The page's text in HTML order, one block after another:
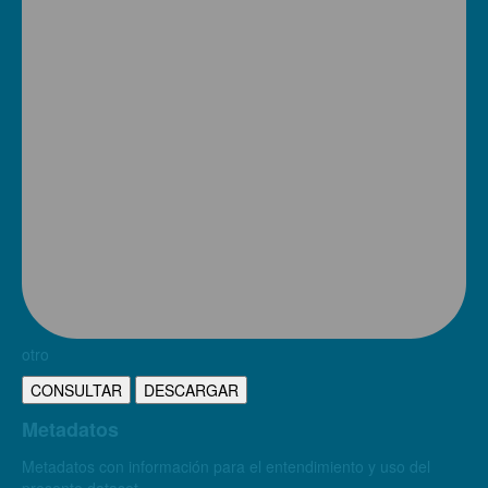
otro
CONSULTAR
DESCARGAR
Metadatos
Metadatos con información para el entendimiento y uso del